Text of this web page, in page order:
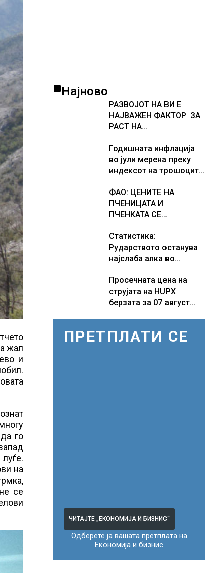
жал
и
го
на
се
Најново
РАЗВОЈОТ НА ВИ Е
НАЈВАЖЕН ФАКТОР ЗА
РАСТ НА
ЕКОНОМИЈА
Годишната инфлација
во јули мерена преку
индексот на трошоците
ФАО: ЦЕНИТЕ НА
ПЧЕНИЦАТА И
ПЧЕНКАТА СЕ
млекото и месото
бележат пониски цени
Статистика:
Рударството останува
најслаба алка во
потенцијалот за нови
инвестиции
Просечната цена на
струјата на HUPX
берзата за 07 август
МЕМО 153,56 евра за
ПРЕТПЛАТИ СЕ
ЧИТАЈТЕ „ЕКОНОМИЈА И БИЗНИС“
Одберете ја вашата претплата на
Економија и бизнис